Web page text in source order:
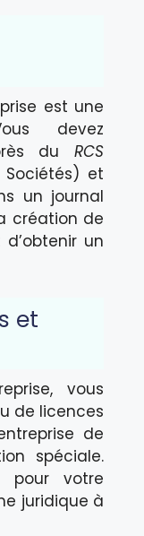
est une
devez
duRCS
et
un journal
création de
un
et
vous
de licences
de
spéciale.
pour votre
juridique à